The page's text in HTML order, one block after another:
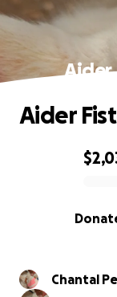
Aider
0% complete
Aider
Chantal